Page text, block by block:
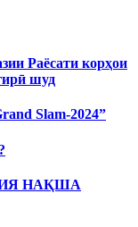
Раёсати корҳои
шуд
Slam-2024”
НАҚША